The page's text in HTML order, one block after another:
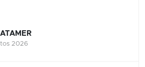
2026